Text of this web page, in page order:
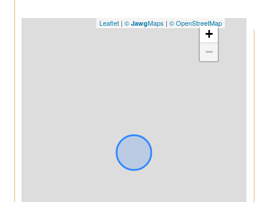
+
−
Leaflet | © JawgMaps | © OpenStreetMap